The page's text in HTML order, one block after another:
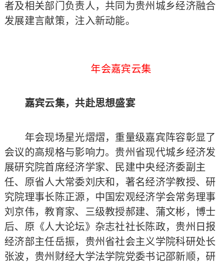
者及相关部门负责人，共同为贵州城乡经济融合
发展建言献策，注入新动能。
年会嘉宾云集
嘉宾云集，共赴思想盛宴
年会现场星光熠熠，重量级嘉宾阵容彰显了
会议的高规格与影响力。贵州省现代城乡经济发
展研究院首席经济学家、民建中央经济委副主
任、原省人大常委刘庆和，著名经济学教授、研
究院理事长陈正源，中国宏观经济学会常务理事
刘京伟，教育家、三级教授郝建、蒲文彬，博士
后、原《人大论坛》杂志社社长陈政，贵州日报
经济部主任岳振，贵州省社会主义学院科研处长
张波，贵州财经大学法学院党委书记邵新顺，研